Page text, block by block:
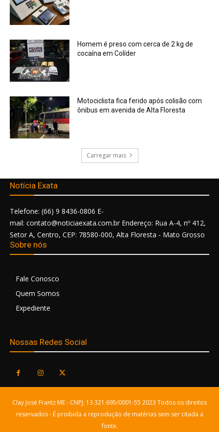
Homem é preso com cerca de 2 kg de
cocaína em Colíder
Motociclista fica ferido após colisão com
ônibus em avenida de Alta Floresta
Carregar mais
Notícia Exata
Telefone: (66) 9 8436-0806 E-
mail: contato@noticiaexata.com.br Endereço: Rua A-4, nº 412,
Setor A, Centro, CEP: 78580-000, Alta Floresta - Mato Grosso
Sobre nós
Fale Conosco
Quem Somos
Expediente
Nossas Redes Social
Clay José Frantz ME - CNPJ: 13.321.695/0001-55 2023 Todos os direitos
reservados - É proibida a reprodução de matérias sem ser citada a
fonte.